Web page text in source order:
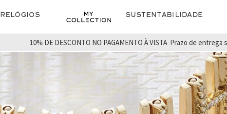
Relógios Sustentabilidade
10% DE DESCONTO NO PAGAMENTO À VISTA Prazo de entrega